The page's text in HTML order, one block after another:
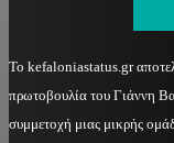
Το kefaloniastatus.gr
πρωτοβουλία του Γιάννη
συμμετοχή μιας μικρής